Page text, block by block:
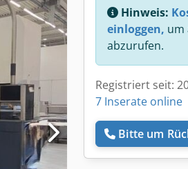
Hinweis:
einloggen, um
abzurufen.
Registriert seit:
7 Inserate online
Bitte um